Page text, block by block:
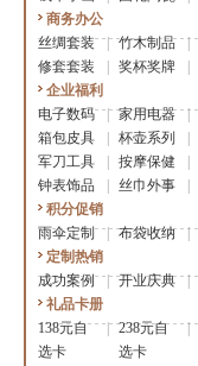
商务办公
丝绸套装
竹木制品 |
修套套装
奖杯奖牌
企业福利
电子数码
家用电器 |
箱包皮具
杯壶系列
军刀工具
按摩保健
钟表饰品
丝巾外事
积分促销
雨伞定制
布袋收纳 |
定制热销
成功案例
开业庆典 |
礼品卡册
138元自
选卡
238元自
选卡
|